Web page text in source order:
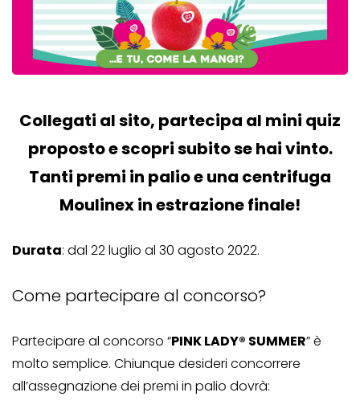
Collegati al sito, partecipa al mini quiz
proposto e scopri subito se hai vinto.
Tanti premi in palio e una centrifuga
Moulinex in estrazione finale!
Durata: dal 22 luglio al 30 agosto 2022.
Come partecipare al concorso?
Partecipare al concorso “PINK LADY® SUMMER” è
molto semplice. Chiunque desideri concorrere
all’assegnazione dei premi in palio dovrà: